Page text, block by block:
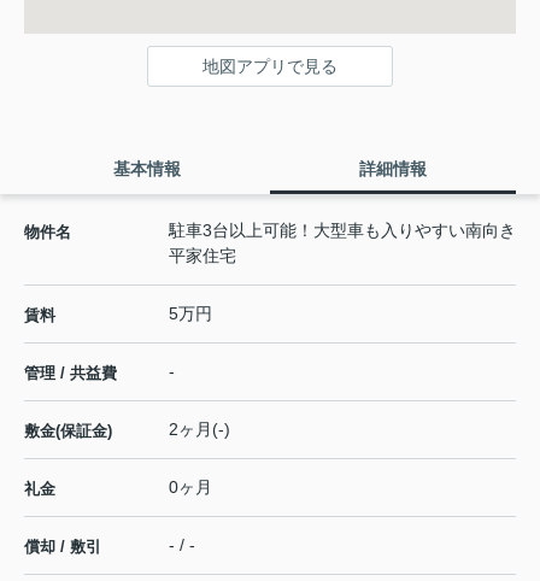
地図アプリで見る
基本情報 詳細情報
物件名
駐車3台以上可能！大型車も入りやすい南向き
平家住宅
賃料 5万円
管理 / 共益費 -
敷金(保証金) 2ヶ月(-)
礼金 0ヶ月
償却 / 敷引 - / -